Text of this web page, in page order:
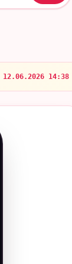
12.06.2026 14:38